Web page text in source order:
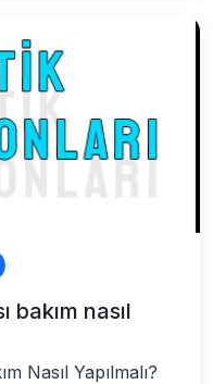
bakım nasıl
Nasıl Yapılmalı?